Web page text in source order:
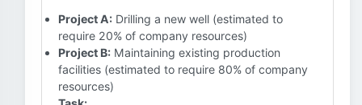
Project A: Drilling a new well (estimated to
require 20% of company resources)
Project B: Maintaining existing production
facilities (estimated to require 80% of company
resources)